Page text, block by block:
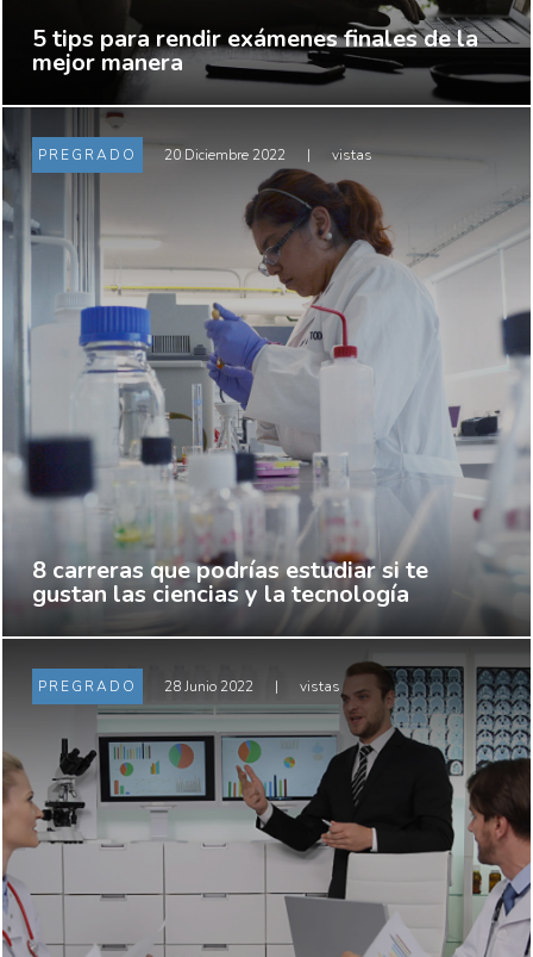
5 tips para rendir exámenes finales de la
mejor manera
PREGRADO 20 Diciembre 2022 | vistas
8 carreras que podrías estudiar si te
gustan las ciencias y la tecnología
PREGRADO 28 Junio 2022 | vistas